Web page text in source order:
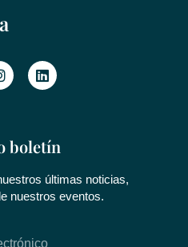
boletín
últimas noticias,
nuestros eventos.